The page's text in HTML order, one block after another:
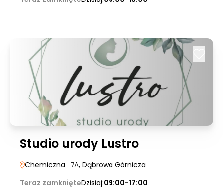
Studio urody Lustro
Chemiczna | 7A, Dąbrowa Górnicza
Teraz zamknięteDzisiaj:09:00-17:00